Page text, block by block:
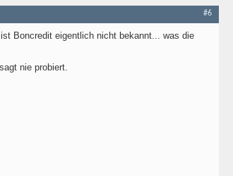
#6
Boncredit eigentlich nicht bekannt... was die
nie probiert.